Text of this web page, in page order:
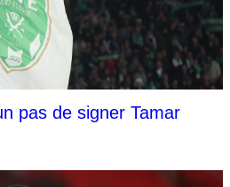
pas de signer Tamar